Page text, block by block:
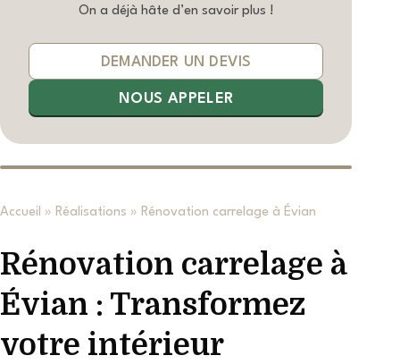
On a déjà hâte d’en savoir plus !
DEMANDER UN DEVIS
NOUS APPELER
Accueil » Réalisations » Rénovation carrelage à Évian
Rénovation carrelage à
Évian : Transformez
votre intérieur